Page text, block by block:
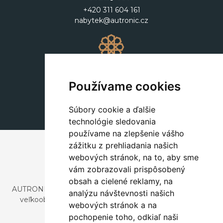
Používame cookies
Súbory cookie a ďalšie
technológie sledovania
používame na zlepšenie vášho
zážitku z prehliadania našich
webových stránok, na to, aby sme
vám zobrazovali prispôsobený
obsah a cielené reklamy, na
analýzu návštevnosti našich
webových stránok a na
pochopenie toho, odkiaľ naši
+420 311 604 161
nabytek@autronic.cz
+420 311 604 182
dekorace@autronic.cz
AUTRONIC, s.r.o. je spoločnosť zaoberajúca sa dovozom a
veľkoobchodným predajom dizajnového aj štýlového
nábytku a dekorácií.